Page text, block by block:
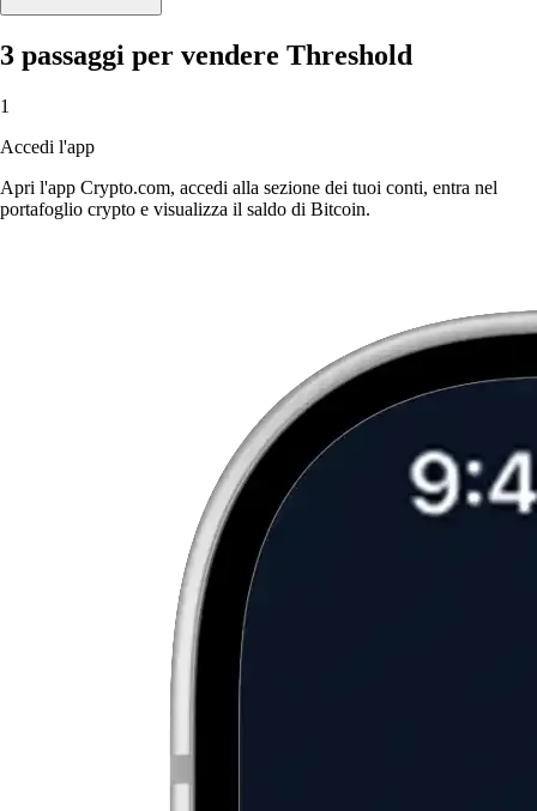
3 passaggi per vendere Threshold
1
Accedi l'app
Apri l'app Crypto.com, accedi alla sezione dei tuoi conti, entra nel
portafoglio crypto e visualizza il saldo di Bitcoin.